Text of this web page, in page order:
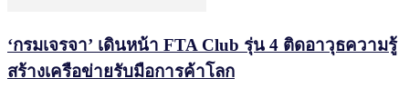
‘กรมเจรจา’ เดินหน้า FTA Club รุ่น 4 ติดอาวุธความรู้
สร้างเครือข่ายรับมือการค้าโลก